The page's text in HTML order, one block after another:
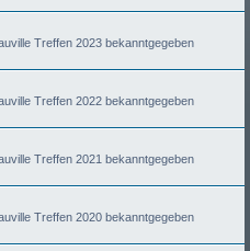
Treffen 2023 bekanntgegeben
Treffen 2022 bekanntgegeben
Treffen 2021 bekanntgegeben
Treffen 2020 bekanntgegeben